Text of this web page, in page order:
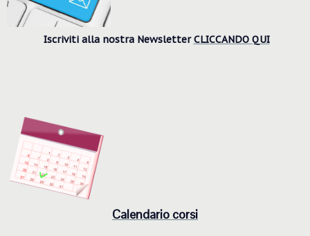
Iscriviti alla nostra NewsletterCLICCANDO QUI
Calendario corsi